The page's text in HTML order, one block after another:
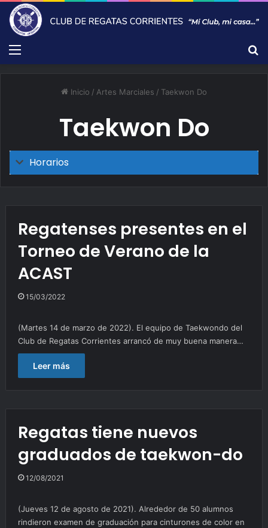
Menú
Inicio / Artes Marciales / Taekwon Do
Taekwon Do
Horarios
Regatenses presentes en el
Torneo de Verano de la
ACAST
15/03/2022
(Martes 14 de marzo de 2022). El equipo de Taekwondo del
Club de Regatas Corrientes arrancó de muy buena manera…
Leer más
Regatas tiene nuevos
graduados de taekwon-do
12/08/2021
(Jueves 12 de agosto de 2021). Alrededor de 50 alumnos
rindieron examen de graduación para cinturones de color en